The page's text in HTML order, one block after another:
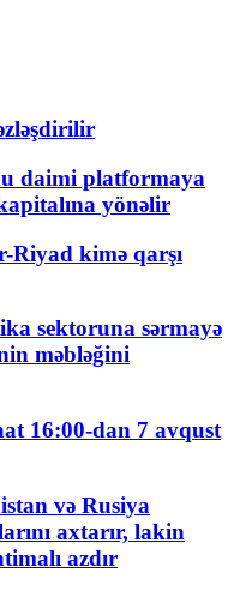
daimi platformaya
yönəlir
kimə qarşı
sektoruna sərmayə
məbləğini
16:00-dan 7 avqust
və Rusiya
axtarır, lakin
azdır